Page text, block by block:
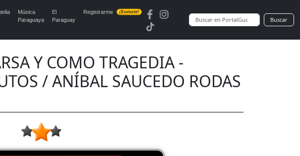
Música
Paraguaya
El
Paraguay
Registrarme ¡Sumate!
Buscar
Y COMO TRAGEDIA -
/ ANÍBAL SAUCEDO RODAS